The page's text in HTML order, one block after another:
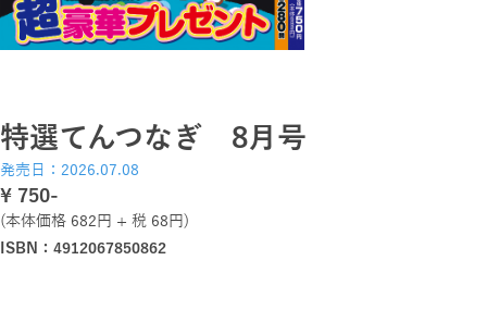
特選てんつなぎ 8月号
発売日：2026.07.08
\ 750-
(本体価格 682円 + 税 68円)
ISBN：4912067850862